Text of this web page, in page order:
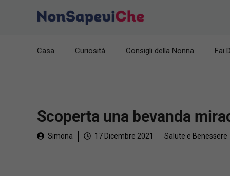
Casa Curiosità Consigli della Nonna Fai
Scoperta una bevanda
Simona 17 Dicembre 2021 Salute e Benessere